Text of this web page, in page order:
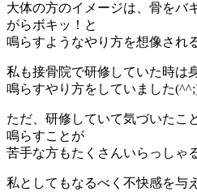
大体の方のイメージは、骨をバ
がらボキッ！と
鳴らすようなやり方を想像され
私も接骨院で研修していた時は
鳴らすやり方をしていました
ただ、研修していて気づいたこ
鳴らすことが
苦手な方もたくさんいらっしゃ
私としてもなるべく不快感を与